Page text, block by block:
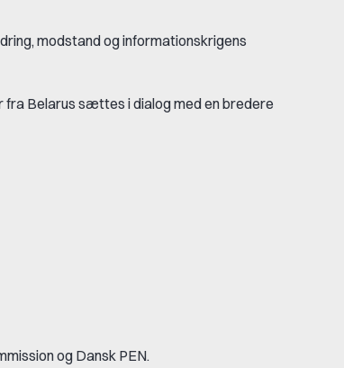
modstand og informationskrigens
Belarus sættes i dialog med en bredere
og Dansk PEN.